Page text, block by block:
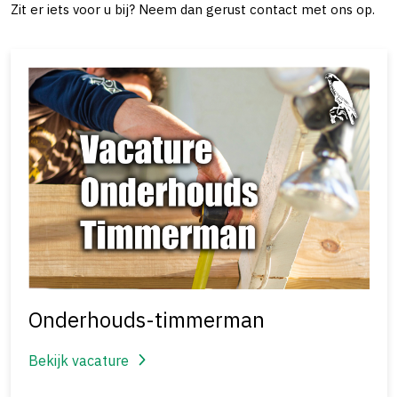
Zit er iets voor u bij? Neem dan gerust contact met ons op.
Onderhouds-timmerman
Bekijk vacature